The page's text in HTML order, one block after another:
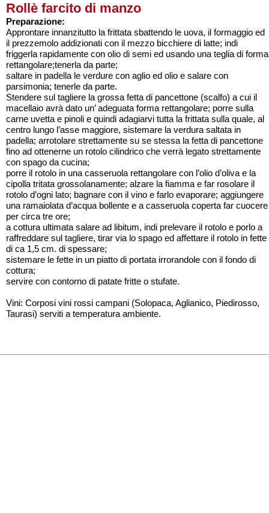
Rollè farcito di manzo
Preparazione:
Approntare innanzitutto la frittata sbattendo le uova, il formaggio ed
il prezzemolo addizionati con il mezzo bicchiere di latte; indi
friggerla rapidamente con olio di semi ed usando una teglia di forma
rettangolare;tenerla da parte;
saltare in padella le verdure con aglio ed olio e salare con
parsimonia; tenerle da parte.
Stendere sul tagliere la grossa fetta di pancettone (scalfo) a cui il
macellaio avrà dato un’ adeguata forma rettangolare; porre sulla
carne uvetta e pinoli e quindi adagiarvi tutta la frittata sulla quale, al
centro lungo l’asse maggiore, sistemare la verdura saltata in
padella; arrotolare strettamente su se stessa la fetta di pancettone
fino ad ottenerne un rotolo cilindrico che verrà legato strettamente
con spago da cucina;
porre il rotolo in una casseruola rettangolare con l’olio d’oliva e la
cipolla tritata grossolanamente; alzare la fiamma e far rosolare il
rotolo d’ogni lato; bagnare con il vino e farlo evaporare; aggiungere
una ramaiolata d’acqua bollente e a casseruola coperta far cuocere
per circa tre ore;
a cottura ultimata salare ad libitum, indi prelevare il rotolo e porlo a
raffreddare sul tagliere, tirar via lo spago ed affettare il rotolo in fette
di ca 1,5 cm. di spessare;
sistemare le fette in un piatto di portata irrorandole con il fondo di
cottura;
servire con contorno di patate fritte o stufate.
Vini: Corposi vini rossi campani (Solopaca, Aglianico, Piedirosso,
Taurasi) serviti a temperatura ambiente.